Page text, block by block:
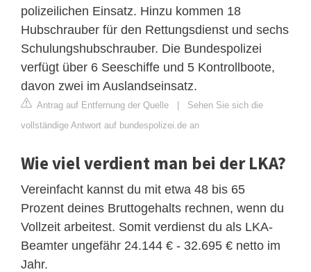
polizeilichen Einsatz. Hinzu kommen 18
Hubschrauber für den Rettungsdienst und sechs
Schulungshubschrauber. Die Bundespolizei
verfügt über 6 Seeschiffe und 5 Kontrollboote,
davon zwei im Auslandseinsatz.
Antrag auf Entfernung der Quelle | Sehen Sie sich die
vollständige Antwort auf bundespolizei.de an
Wie viel verdient man bei der LKA?
Vereinfacht kannst du mit etwa 48 bis 65
Prozent deines Bruttogehalts rechnen, wenn du
Vollzeit arbeitest. Somit verdienst du als LKA-
Beamter ungefähr 24.144 € - 32.695 € netto im
Jahr.